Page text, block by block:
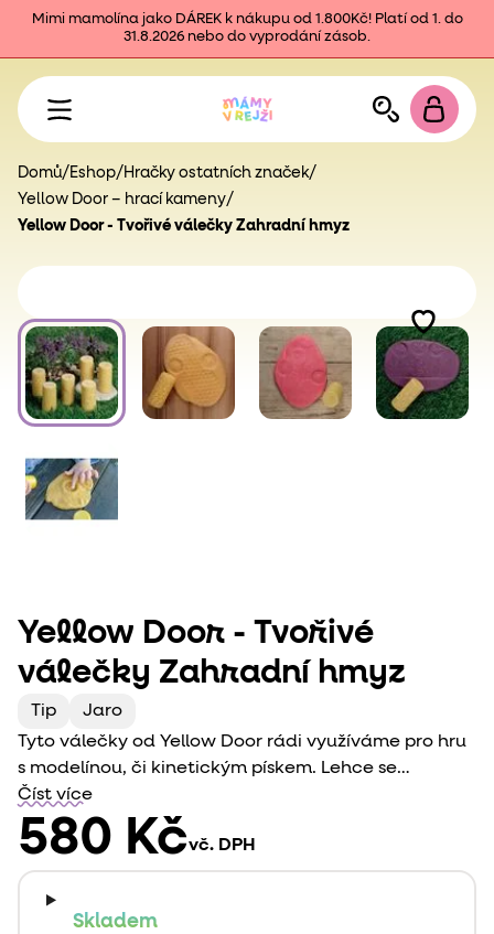
Mimi mamolína jako DÁREK k nákupu od 1.800Kč! Platí od 1. do
31.8.2026 nebo do vyprodání zásob.
Domů/ Eshop/ Hračky ostatních značek/
Yellow Door – hrací kameny/
Yellow Door - Tvořivé válečky Zahradní hmyz
Yellow Door - Tvořivé
válečky Zahradní hmyz
Tip
Jaro
Tyto válečky od Yellow Door rádi využíváme pro hru
s modelínou, či kinetickým pískem. Lehce se
obtiskávají a dělají moc hezkou scenérii. Děti si
procvičují jemnou motoriku a rozšiřují slovní zásobu.
Obtisknutý obrázek vyzývá k povídání. Ideální
doplněk, jak si zpestřit hru se smyslovým materiálem.
Tato sada hravou formou děti provede hmyzí říší.
Produkty od Yellow Door jsou kvalitní a vydrží snad
Číst více
580 Kčvč. DPH
Skladem